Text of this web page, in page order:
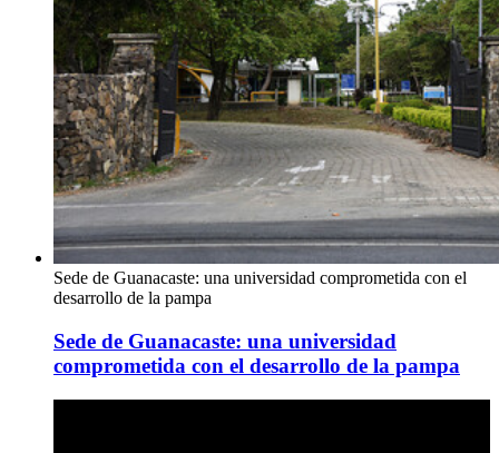
Sede de Guanacaste: una universidad comprometida con el
desarrollo de la pampa
Sede de Guanacaste: una universidad
comprometida con el desarrollo de la pampa